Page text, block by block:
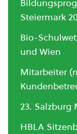
Steiermark
Bio-
und Wien
Mitarbeiter
23. Salzburg
HBLA